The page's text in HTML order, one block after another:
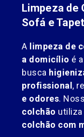
Limpeza de
Sofá e
A limpeza de
a domicílio é
busca
profissional,
e odores.
colchão
colchão com